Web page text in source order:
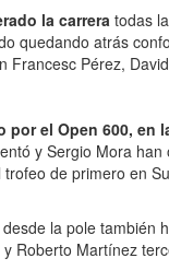
la carrera todas
quedando atrás
Pérez,
por el Open 600,
y Sergio Mora
de primero en
la pole también
Roberto Martínez